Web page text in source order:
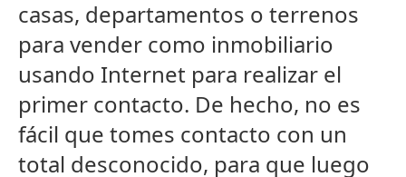
casas, departamentos o terrenos
para vender como inmobiliario
usando Internet para realizar el
primer contacto. De hecho, no es
fácil que tomes contacto con un
total desconocido, para que luego